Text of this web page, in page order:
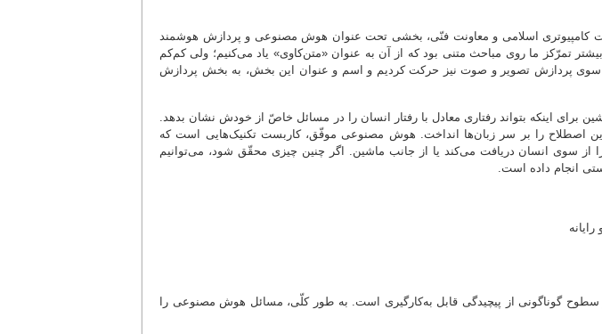
کامپیوتری اسلامی و معاونت فنّی، بخشی تحت عنوان هوش مصنوعی و پردازش هوشمند
تمرّکز ما روی مباحث متنی بود که از آن به عنوان «متن‌کاوی» یاد می‌کنیم؛ ولی کم‌کم
به سوی پردازش تصویر و صوت نیز حرکت کردیم و اسم و عنوان این بخش، به بخش پردازش
برای اینکه بتواند رفتاری معادل با رفتار انسان را در مسائل خاصّ از خودش نشان بدهد.
این اصطلاح را بر سر زبان‌ها انداخت. هوش مصنوعی موفّق، کاربست تکنیک‌هایی است که
سوی انسان دریافت می‌کند یا از جانب ماشین. اگر چنین چیزی محقّق شود، می‌توانیم
انجام داده است.
گوناگونی از پیچیدگی قابل به‌کارگیری است. به طور کلّی، مسائل هوش مصنوعی را